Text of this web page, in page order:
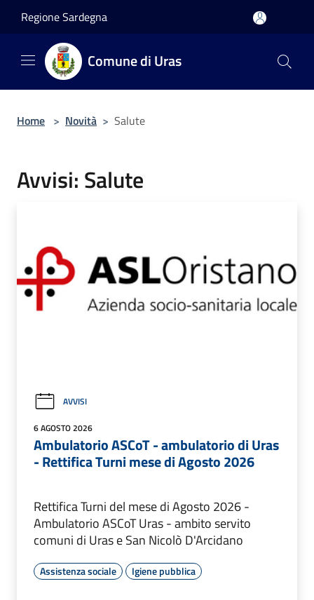
Regione Sardegna
Comune di Uras
Home > Novità > Salute
Avvisi: Salute
AVVISI
6 AGOSTO 2026
Ambulatorio ASCoT - ambulatorio di Uras
- Rettifica Turni mese di Agosto 2026
Rettifica Turni del mese di Agosto 2026 -
Ambulatorio ASCoT Uras - ambito servito
comuni di Uras e San Nicolò D'Arcidano
Assistenza sociale Igiene pubblica